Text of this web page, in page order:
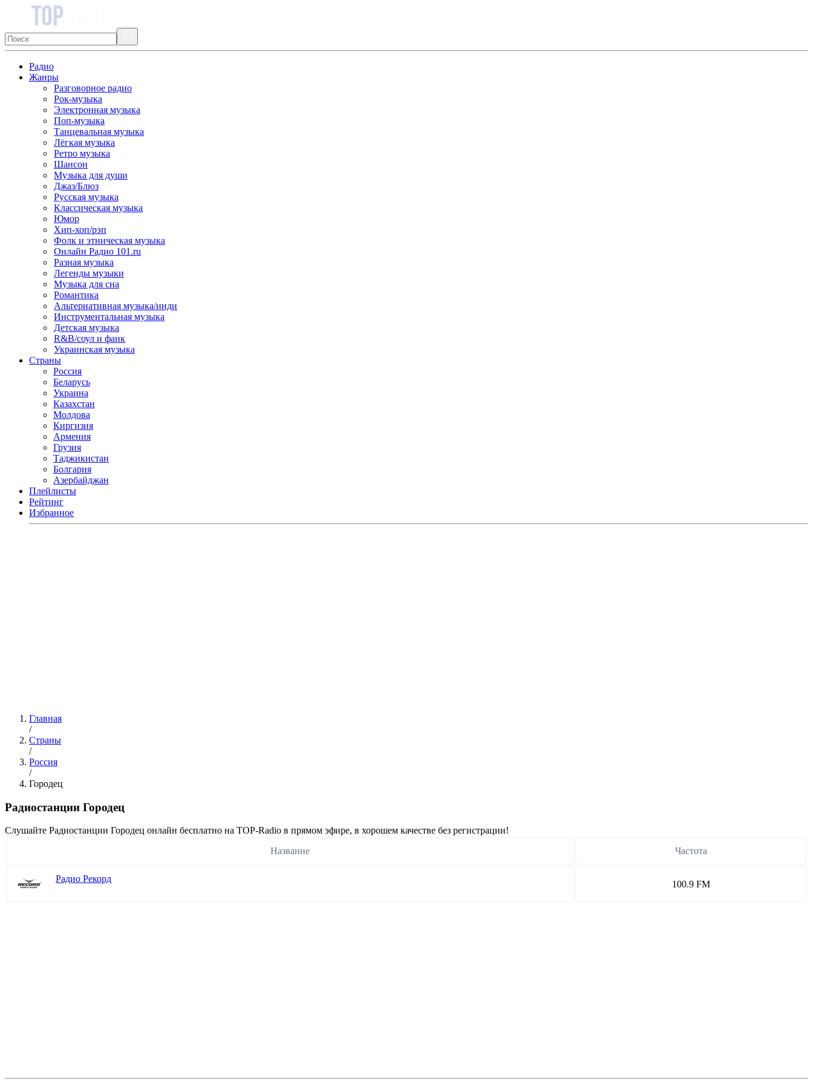
Радио
Жанры
Разговорное радио
Рок-музыка
Электронная музыка
Поп-музыка
Танцевальная музыка
Лёгкая музыка
Ретро музыка
Шансон
Музыка для души
Джаз/Блюз
Русская музыка
Классическая музыка
Юмор
Хип-хоп/рэп
Фолк и этническая музыка
Онлайн Радио 101.ru
Разная музыка
Легенды музыки
Музыка для сна
Романтика
Альтернативная музыка/инди
Инструментальная музыка
Детская музыка
R&B/cоул и фанк
Украинская музыка
Страны
Россия
Беларусь
Украина
Казахстан
Молдова
Киргизия
Армения
Грузия
Таджикистан
Болгария
Азербайджан
Плейлисты
Рейтинг
Избранное
Главная
/
Страны
/
Россия
/
Городец
Радиостанции Городец
Cлушайте Радиостанции Городец онлайн бесплатно на TOP-Radio в прямом эфире, в хорошем качестве без регистрации!
Название
Частота
Радио Рекорд
100.9 FM